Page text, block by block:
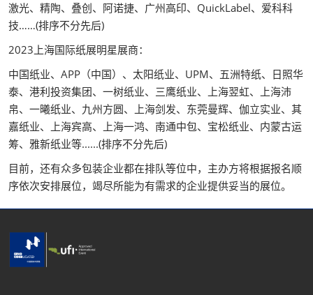
激光、精陶、叠创、阿诺捷、广州高印、QuickLabel、爱科科
技……(排序不分先后)
2023上海国际纸展明星展商：
中国纸业、APP（中国）、太阳纸业、UPM、五洲特纸、日照华
泰、港利投资集团、一树纸业、三鹰纸业、上海翌虹、上海沛
帛、一曦纸业、九州方圆、上海剑发、东莞曼辉、伽立实业、其
嘉纸业、上海宾高、上海一鸿、南通中包、宝松纸业、内蒙古运
筹、雅新纸业等......(排序不分先后)
目前，还有众多包装企业都在排队等位中，主办方将根据报名顺
序依次安排展位，竭尽所能为有需求的企业提供妥当的展位。